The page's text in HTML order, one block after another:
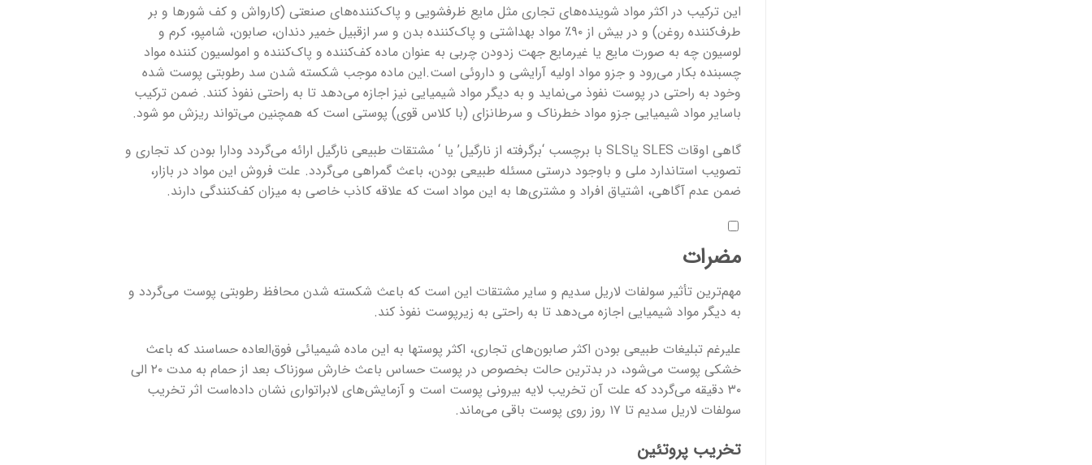
این ترکیب در اکثر مواد شوینده‌های تجاری مثل مایع ظرفشویی و پاک‌کننده‌های صنعتی (کارواش و کف شورها و بر
طرف‌کننده روغن) و در بیش از ۹۰٪ مواد بهداشتی و پاک‌کننده بدن و سر ازقبیل خمیر دندان، صابون، شامپو، کرم و
لوسیون چه به صورت مایع یا غیرمایع جهت زدودن چربی به عنوان ماده کف‌کننده و پاک‌کننده و امولسیون کننده مواد
چسبنده بکار می‌رود و جزو مواد اولیه آرایشی و داروئی است.این ماده موجب شکسته شدن سد رطوبتی پوست شده
وخود به راحتی در پوست نفوذ می‌نماید و به دیگر مواد شیمیایی نیز اجازه می‌دهد تا به راحتی نفوذ کنند. ضمن ترکیب
باسایر مواد شیمیایی جزو مواد خطرناک و سرطانزای (با کلاس قوی) پوستی است که همچنین می‌تواند ریزش مو شود.
گاهی اوقات SLES یاSLS با برچسب ‘برگرفته از نارگیل’ یا ‘ مشتقات طبیعی نارگیل ارائه می‌گردد ودارا بودن کد تجاری و
تصویب استاندارد ملی و باوجود درستی مسئله طبیعی بودن، باعث گمراهی می‌گردد. علت فروش این مواد در بازار،
ضمن عدم آگاهی، اشتیاق افراد و مشتری‌ها به این مواد است که علاقه کاذب خاصی به میزان کف‌کنندگی دارند.
مضرات
مهم‌ترین تأثیر سولفات لاریل سدیم و سایر مشتقات این است که باعث شکسته شدن محافظ رطوبتی پوست می‌گردد و
به دیگر مواد شیمیایی اجازه می‌دهد تا به راحتی به زیرپوست نفوذ کند.
علیرغم تبلیغات طبیعی بودن اکثر صابون‌های تجاری، اکثر پوستها به این ماده شیمیائی فوق‌العاده حساسند که باعث
خشکی پوست می‌شود، در بدترین حالت بخصوص در پوست حساس باعث خارش سوزناک بعد از حمام به مدت ۲۰ الی
۳۰ دقیقه می‌گردد که علت آن تخریب لایه بیرونی پوست است و آزمایش‌های لابراتواری نشان داده‌است اثر تخریب
سولفات لاریل سدیم تا ۱۷ روز روی پوست باقی می‌ماند.
تخریب پروتئین